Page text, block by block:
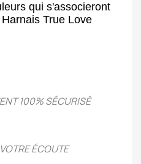
qui s'associeront
True Love
100% SÉCURISÉ
ÉCOUTE